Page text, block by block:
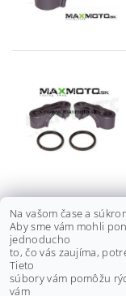
Na vašom čase a
Aby sme vám mohli
jednoducho
to, čo vás zaujíma,
Tieto
súbory vám pomôžu
vám